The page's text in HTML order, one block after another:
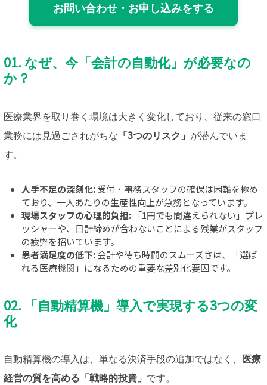
お問い合わせ・お申し込みをする
01. なぜ、今「会計の自動化」が必要なの
か？
医療業界を取り巻く環境は大きく変化しており、従来の窓口
業務には見過ごされがちな 「3つのリスク」 が潜んでいま
す。
人手不足の深刻化:受付・事務スタッフの確保は困難を極め
ており、一人あたりの生産性向上が急務となっています。
現場スタッフの心理的負担: 「1円でも間違えられない」プレ
ッシャーや、日計締めが合わないことによる残業がスタッフ
の疲弊を招いています。
患者満足度の低下:会計や待ち時間のスムーズさは、「選ば
れる医療機関」になるための重要な差別化要因です。
02. 「自動精算機」導入で実現する3つの変
化
自動精算機の導入は、単なる決済手段の追加ではなく、
医療
経営の質を高める「戦略的投資」 です。